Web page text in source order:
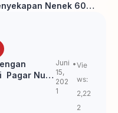
Nenek 60
Pagar Nusa
Juni
15,
202
1
Vie
ws:
2,22
2